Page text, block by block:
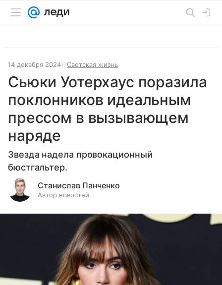
14 декабря 2024 Светская жизнь
Сьюки Уотерхаус поразила
поклонников идеальным
прессом в вызывающем
наряде
Звезда надела провокационный
бюстгальтер.
Станислав Панченко
Автор новостей